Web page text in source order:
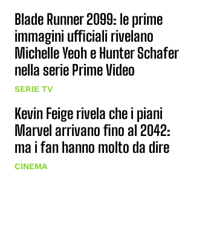
Blade Runner 2099: le prime
immagini ufficiali rivelano
Michelle Yeoh e Hunter Schafer
nella serie Prime Video
SERIE TV
Kevin Feige rivela che i piani
Marvel arrivano fino al 2042:
ma i fan hanno molto da dire
CINEMA